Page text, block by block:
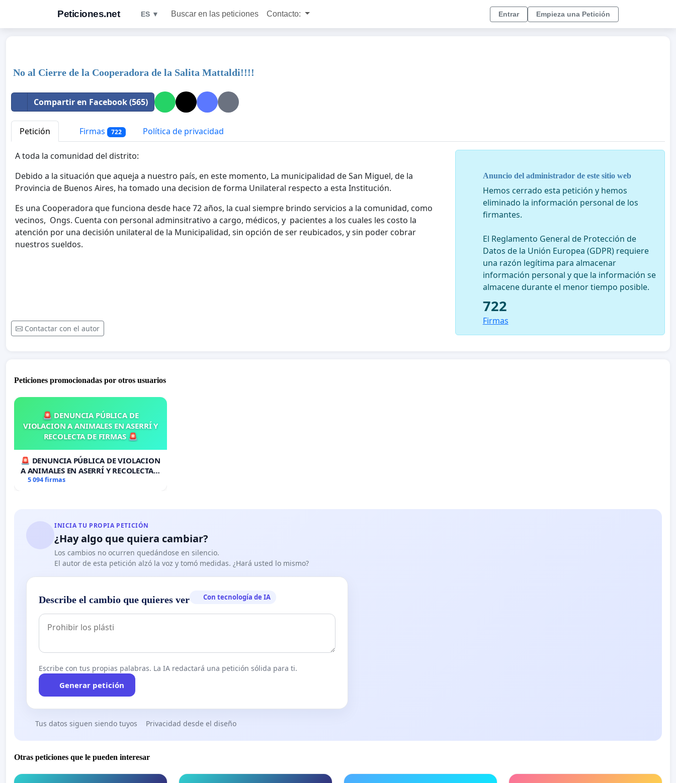
Peticiones.net ES ▼ Buscar en las peticiones Contacto: Entrar Empieza una Petición
No al Cierre de la Cooperadora de la Salita Mattaldi!!!!
Compartir en Facebook (565)
Petición Firmas 722 Política de privacidad
A toda la comunidad del distrito:
Debido a la situación que aqueja a nuestro país, en este momento, La municipalidad de San Miguel, de la
Provincia de Buenos Aires, ha tomado una decision de forma Unilateral respecto a esta Institución.
Es una Cooperadora que funciona desde hace 72 años, la cual siempre brindo servicios a la comunidad, como
vecinos, Ongs. Cuenta con personal adminsitrativo a cargo, médicos, y pacientes a los cuales les costo la
atención por una decisión unilateral de la Municipalidad, sin opción de ser reubicados, y sin poder cobrar
nuestros sueldos.
Contactar con el autor
Anuncio del administrador de este sitio web
Hemos cerrado esta petición y hemos
eliminado la información personal de los
firmantes.
El Reglamento General de Protección de
Datos de la Unión Europea (GDPR) requiere
una razón legítima para almacenar
información personal y que la información se
almacene durante el menor tiempo posible.
722
Firmas
Peticiones promocionadas por otros usuarios
🚨 DENUNCIA PÚBLICA DE
VIOLACION A ANIMALES EN ASERRÍ Y
RECOLECTA DE FIRMAS 🚨
🚨 DENUNCIA PÚBLICA DE VIOLACION
A ANIMALES EN ASERRÍ Y RECOLECTA
DE FIRMAS 🚨
5 094 firmas
INICIA TU PROPIA PETICIÓN
¿Hay algo que quiera cambiar?
Los cambios no ocurren quedándose en silencio.
El autor de esta petición alzó la voz y tomó medidas. ¿Hará usted lo mismo?
Describe el cambio que quieres ver Con tecnología de IA
Escribe con tus propias palabras. La IA redactará una petición sólida para ti.
Generar petición
Tus datos siguen siendo tuyos Privacidad desde el diseño
Otras peticiones que le pueden interesar